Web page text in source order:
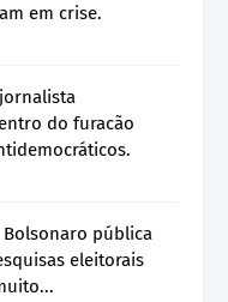
em crise.
do furacão
pública
eleitorais